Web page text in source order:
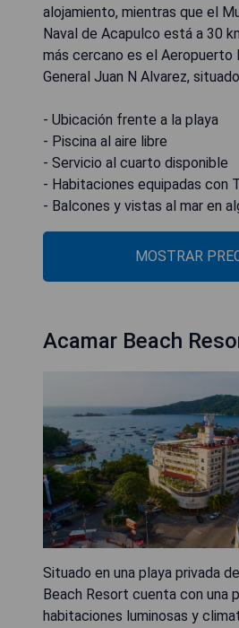
alojamiento, mientras que el
Naval de Acapulco está a 30
más cercano es el Aeropuerto
General Juan N Alvarez,
- Ubicación frente a la playa
- Piscina al aire libre
- Servicio al cuarto disponible
- Habitaciones equipadas con
- Balcones y vistas al mar en
MOSTRAR
Acamar Beach
Situado en una playa privada
Beach Resort cuenta con una
habitaciones luminosas y